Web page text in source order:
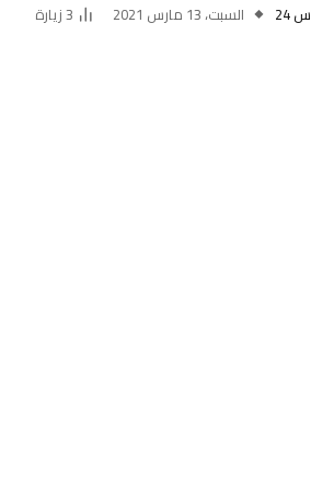
24 السبت، 13 مارس 2021 3زيارة